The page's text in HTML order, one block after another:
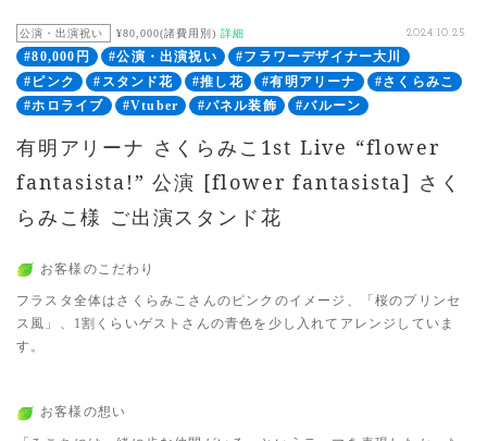
公演・出演祝い ¥80,000(諸費用別) 詳細 2024.10.25
#80,000円 #公演・出演祝い
#フラワーデザイナー大川
#ピンク
#スタンド花 #推し花 #有明アリーナ
#さくらみこ
#ホロライブ
#Vtuber #パネル装飾 #バルーン
有明アリーナ さくらみこ1st Live “flower
fantasista!” 公演 [flower fantasista] さく
らみこ様 ご出演スタンド花
お客様のこだわり
フラスタ全体はさくらみこさんのピンクのイメージ、「桜のプリンセ
ス風」、1割くらいゲストさんの青色を少し入れてアレンジしていま
す。
お客様の想い